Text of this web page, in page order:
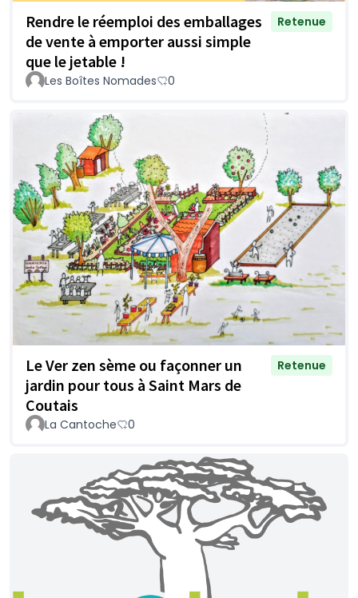
Rendre le réemploi des emballages
de vente à emporter aussi simple
que le jetable !
Retenue
Les Boîtes Nomades 0
Le Ver zen sème ou façonner un
jardin pour tous à Saint Mars de
Coutais
Retenue
La Cantoche 0